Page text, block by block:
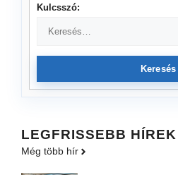
Kulcsszó:
Keresés
LEGFRISSEBB HÍREK
Még több hír